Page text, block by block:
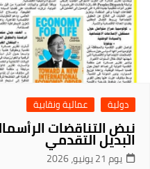
دولية عمالية ونقابية
نبض التناقضات
البديل التقدمي
يوم 21 يونيو، 2026